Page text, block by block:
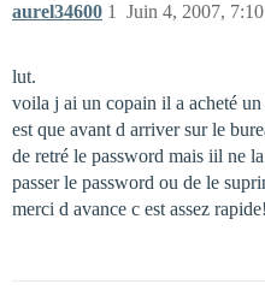
aurel34600 Juin 4, 2007, 7:10
1
lut.
voila j ai un copain il a acheté
est que avant d arriver sur le
de retré le password mais iil ne
passer le password ou de le
merci d avance c est assez